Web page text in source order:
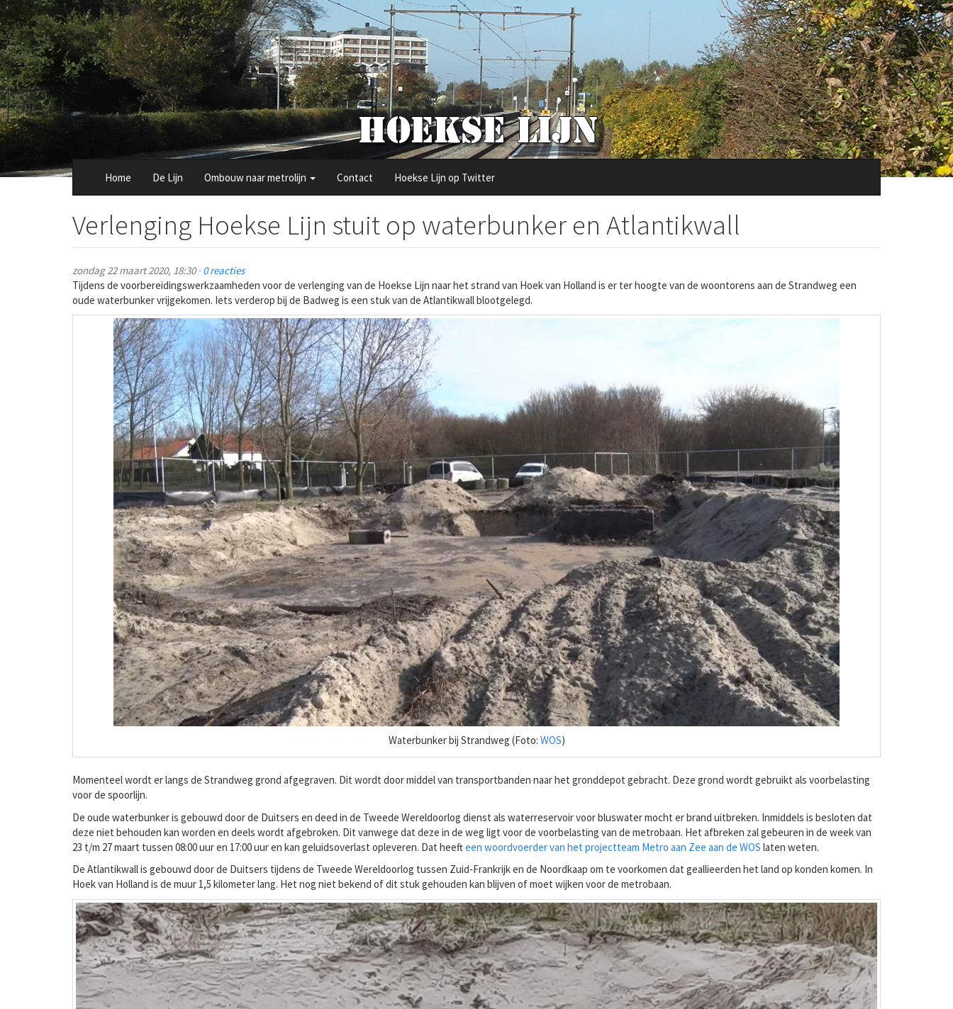
Overslaan
en
naar
de
inhoud
gaan
Home De Lijn Ombouw naar metrolijn Contact Hoekse Lijn op Twitter
Verlenging Hoekse Lijn stuit op waterbunker en Atlantikwall
zondag 22 maart 2020, 18:30 · 0 reacties
Tijdens de voorbereidingswerkzaamheden voor de verlenging van de Hoekse Lijn naar het strand van Hoek van Holland is er ter hoogte van de woontorens aan de Strandweg een
oude waterbunker vrijgekomen. Iets verderop bij de Badweg is een stuk van de Atlantikwall blootgelegd.
Waterbunker bij Strandweg (Foto: WOS)
Momenteel wordt er langs de Strandweg grond afgegraven. Dit wordt door middel van transportbanden naar het gronddepot gebracht. Deze grond wordt gebruikt als voorbelasting
voor de spoorlijn.
De oude waterbunker is gebouwd door de Duitsers en deed in de Tweede Wereldoorlog dienst als waterreservoir voor bluswater mocht er brand uitbreken. Inmiddels is besloten dat
deze niet behouden kan worden en deels wordt afgebroken. Dit vanwege dat deze in de weg ligt voor de voorbelasting van de metrobaan. Het afbreken zal gebeuren in de week van
23 t/m 27 maart tussen 08:00 uur en 17:00 uur en kan geluidsoverlast opleveren. Dat heefteen woordvoerder van het projectteam Metro aan Zee aan de WOS laten weten.
De Atlantikwall is gebouwd door de Duitsers tijdens de Tweede Wereldoorlog tussen Zuid-Frankrijk en de Noordkaap om te voorkomen dat geallieerden het land op konden komen. In
Hoek van Holland is de muur 1,5 kilometer lang. Het nog niet bekend of dit stuk gehouden kan blijven of moet wijken voor de metrobaan.